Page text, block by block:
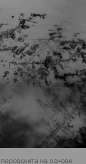
на основе